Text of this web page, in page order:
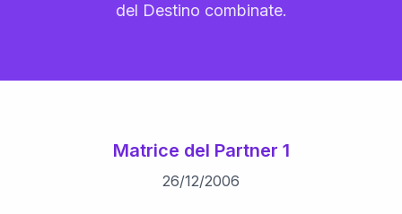
del Destino combinate.
Matrice del Partner 1
26/12/2006